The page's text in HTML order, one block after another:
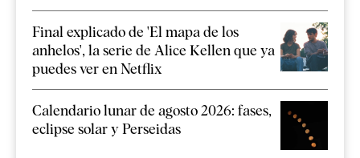
Final explicado de 'El mapa de los
anhelos', la serie de Alice Kellen que ya
puedes ver en Netflix
Calendario lunar de agosto 2026: fases,
eclipse solar y Perseidas